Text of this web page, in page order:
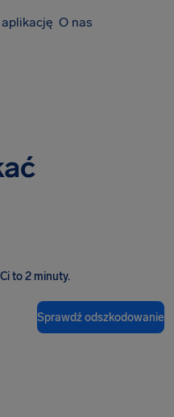
O nas
to 2 minuty.
Sprawdź odszkodowanie